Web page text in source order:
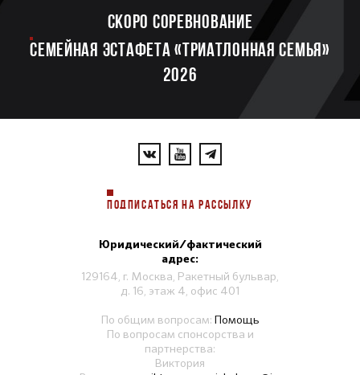
Скоро соревнование
Семейная эстафета «Триатлонная семья»
2026
ПОДПИСАТЬСЯ НА РАССЫЛКУ
Юридический/фактический
адрес:
129164, г. Москва, Ракетный бульвар,
д. 16, этаж 4, офис 401
По общим вопросам: Помощь
По вопросам спонсорства и
партнерства:
Виктория